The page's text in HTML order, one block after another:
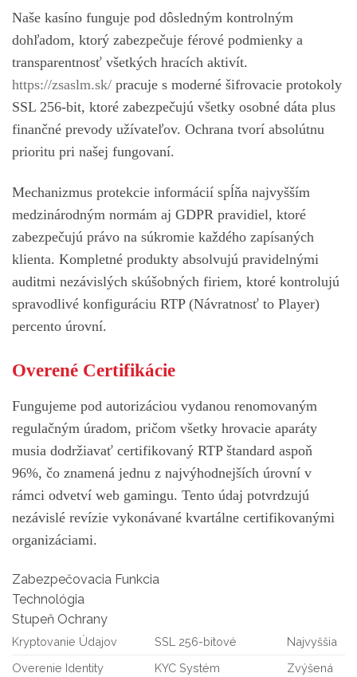
Naše kasíno funguje pod dôsledným kontrolným
dohľadom, ktorý zabezpečuje férové podmienky a
transparentnosť všetkých hracích aktivít.
https://zsaslm.sk/ pracuje s moderné šifrovacie protokoly
SSL 256-bit, ktoré zabezpečujú všetky osobné dáta plus
finančné prevody užívateľov. Ochrana tvorí absolútnu
prioritu pri našej fungovaní.
Mechanizmus protekcie informácií spĺňa najvyšším
medzinárodným normám aj GDPR pravidiel, ktoré
zabezpečujú právo na súkromie každého zapísaných
klienta. Kompletné produkty absolvujú pravidelnými
auditmi nezávislých skúšobných firiem, ktoré kontrolujú
spravodlivé konfiguráciu RTP (Návratnosť to Player)
percento úrovní.
Overené Certifikácie
Fungujeme pod autorizáciou vydanou renomovaným
regulačným úradom, pričom všetky hrovacie aparáty
musia dodržiavať certifikovaný RTP štandard aspoň
96%, čo znamená jednu z najvýhodnejších úrovní v
rámci odvetví web gamingu. Tento údaj potvrdzujú
nezávislé revízie vykonávané kvartálne certifikovanými
organizáciami.
Zabezpečovacia Funkcia
Technológia
Stupeň Ochrany
Kryptovanie Údajov SSL 256-bitové
Najvyššia
Overenie Identity
KYC Systém
Zvýšená